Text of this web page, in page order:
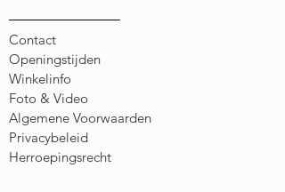
Contact
Openingstijden
Winkelinfo
Foto & Video
Algemene Voorwaarden
Privacybeleid
Herroepingsrecht